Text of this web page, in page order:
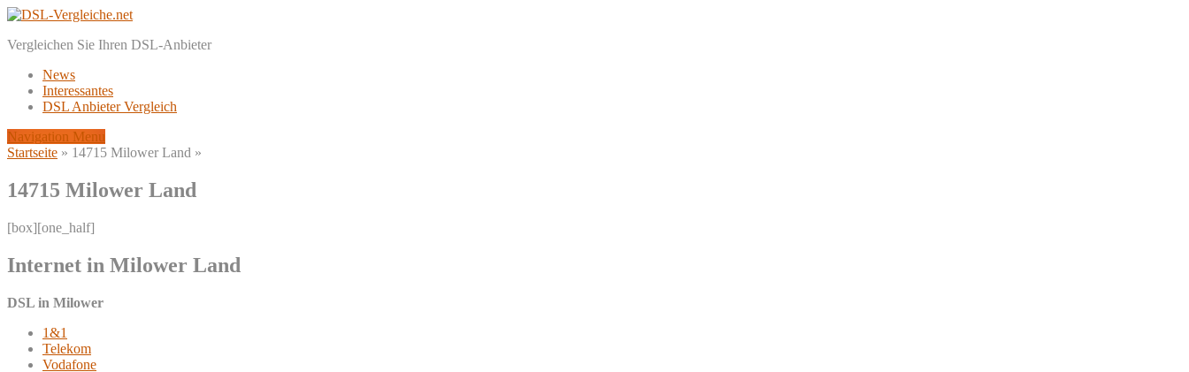
Vergleichen Sie Ihren DSL-Anbieter
News
Interessantes
DSL Anbieter Vergleich
Navigation Menu
Startseite » 14715 Milower Land »
14715 Milower Land
[box][one_half]
Internet in Milower Land
DSL in Milower
1&1
Telekom
Vodafone